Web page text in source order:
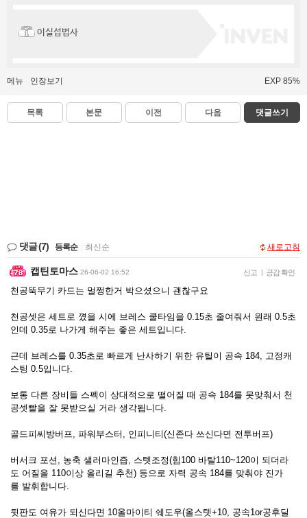
이실섭법사
메뉴 인장보기 EXP 85%
목록 본문 이전 다음 댓글쓰기
댓글(7) 등록순 최신순 새로고침
캡틴토마스 26-06-02 16:52 신고 | 공감 확인
천공뚝무기 카드는 멀쩡한거 박으셨으니 괜찮구요
천공셋은 세트로 꼈을 시에 브레스 쿨타임을 0.15초 줄여줘서 원래 0.5초
인데 0.35로 나가게 해주는 좋은 세트입니다.
근데 브레스를 0.35초로 빠르게 난사하기 위한 유틸이 공속 184, 고정캐
스팅 0.5입니다.
보통 다른 장비들 스펙이 상대적으로 떨어질 때 공속 184를 못맞춰서 천
공셋빨을 잘 못받으실 거라 생각됩니다.
골드피씨방버프, 파워부스터, 인피니티(신존다 쓰신다면 전투버프)
버서크 포션, 농축 샐러마인즙, 스텟조정(힘100 바탈110~120이 되더라
도 어질을 110이상 올리길 추천) 등으로 자력 공속 184를 맞춰야 진가
를 발휘합니다.
뒷판도 여유가 되신다면 10올마이티 쉐도우(올스텟+10, 공속1or공후딜